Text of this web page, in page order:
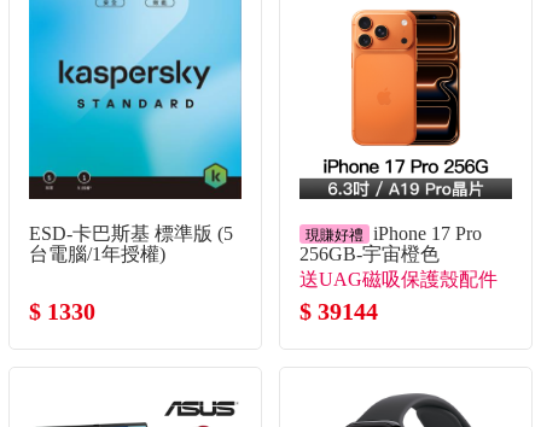
ESD-卡巴斯基 標準版 (5
台電腦/1年授權)
$ 1330
現賺好禮
iPhone 17 Pro
256GB-宇宙橙色
送UAG磁吸保護殼配件
組！
$ 39144